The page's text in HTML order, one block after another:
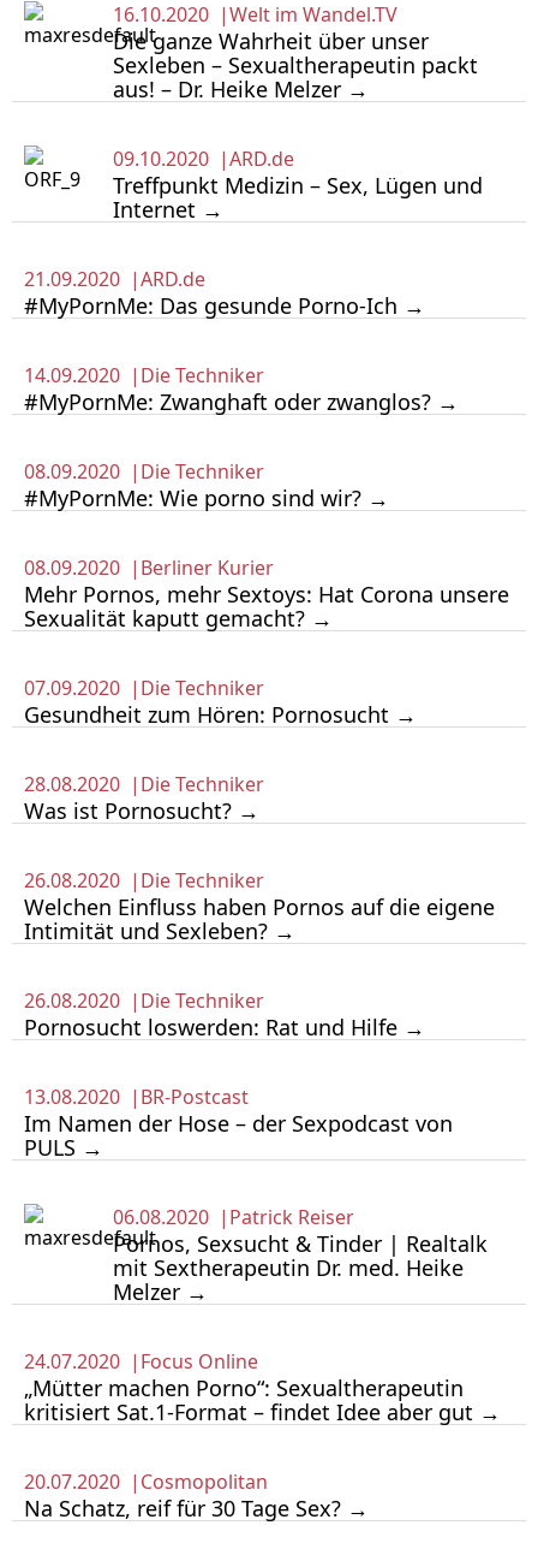
16.10.2020 |Welt im Wandel.TV
Die ganze Wahrheit über unser
Sexleben – Sexualtherapeutin packt
aus! – Dr. Heike Melzer →
09.10.2020 |ARD.de
Treffpunkt Medizin – Sex, Lügen und
Internet →
21.09.2020 |ARD.de
#MyPornMe: Das gesunde Porno-Ich →
14.09.2020 | Die Techniker
#MyPornMe: Zwanghaft oder zwanglos? →
08.09.2020 | Die Techniker
#MyPornMe: Wie porno sind wir? →
08.09.2020 | Berliner Kurier
Mehr Pornos, mehr Sextoys: Hat Corona unsere
Sexualität kaputt gemacht? →
07.09.2020 | Die Techniker
Gesund­heit zum Hören: Porno­sucht →
28.08.2020 | Die Techniker
Was ist Porno­sucht? →
26.08.2020 | Die Techniker
Welchen Einfluss haben Pornos auf die eigene
Inti­mität und Sexle­ben? →
26.08.2020 | Die Techniker
Porno­sucht loswer­den: Rat und Hilfe →
13.08.2020 | BR-Postcast
Im Namen der Hose – der Sexpodcast von
PULS →
06.08.2020 | Patrick Reiser
Pornos, Sexsucht & Tinder | Realtalk
mit Sextherapeutin Dr. med. Heike
Melzer →
24.07.2020 | Focus Online
„Mütter machen Porno“: Sexualtherapeutin
kritisiert Sat.1-Format – findet Idee aber gut →
20.07.2020 | Cosmopolitan
Na Schatz, reif für 30 Tage Sex? →